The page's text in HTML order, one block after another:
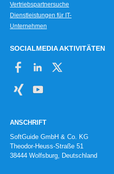
Vertriebspartnersuche
Dienstleistungen für IT-
Unternehmen
SOCIALMEDIA AKTIVITÄTEN
ANSCHRIFT
SoftGuide GmbH & Co. KG
Theodor-Heuss-Straße 51
38444 Wolfsburg, Deutschland